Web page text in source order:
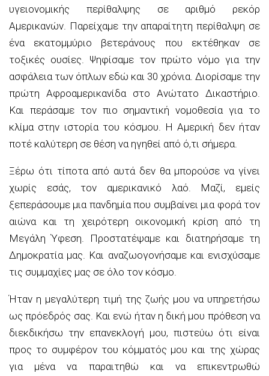
υγειονομικής περίθαλψης σε αριθμό ρεκόρ
Αμερικανών. Παρείχαμε την απαραίτητη περίθαλψη σε
ένα εκατομμύριο βετεράνους που εκτέθηκαν σε
τοξικές ουσίες. Ψηφίσαμε τον πρώτο νόμο για την
ασφάλεια των όπλων εδώ και 30 χρόνια. Διορίσαμε την
πρώτη Αφροαμερικανίδα στο Ανώτατο Δικαστήριο.
Και περάσαμε τον πιο σημαντική νομοθεσία για το
κλίμα στην ιστορία του κόσμου. Η Αμερική δεν ήταν
ποτέ καλύτερη σε θέση να ηγηθεί από ό,τι σήμερα.
Ξέρω ότι τίποτα από αυτά δεν θα μπορούσε να γίνει
χωρίς εσάς, τον αμερικανικό λαό. Μαζί, εμείς
ξεπεράσουμε μια πανδημία που συμβαίνει μια φορά τον
αιώνα και τη χειρότερη οικονομική κρίση από τη
Μεγάλη Ύφεση. Προστατέψαμε και διατηρήσαμε τη
Δημοκρατία μας. Και αναζωογονήσαμε και ενισχύσαμε
τις συμμαχίες μας σε όλο τον κόσμο.
Ήταν η μεγαλύτερη τιμή της ζωής μου να υπηρετήσω
ως πρόεδρός σας. Και ενώ ήταν η δική μου πρόθεση να
διεκδικήσω την επανεκλογή μου, πιστεύω ότι είναι
προς το συμφέρον του κόμματός μου και της χώρας
για μένα να παραιτηθώ και να επικεντρωθώ